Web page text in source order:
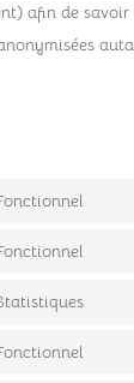
afin de savoir